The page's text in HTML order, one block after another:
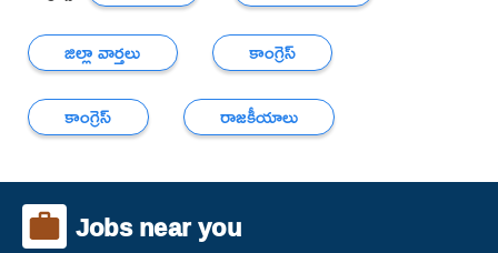
జిల్లా వార్తలు
కాంగ్రెస్
కాంగ్రెస్
రాజకీయాలు
Jobs near you